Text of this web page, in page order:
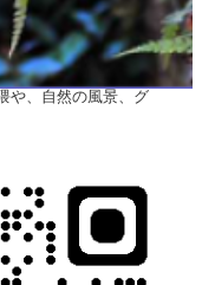
や、自然の風景、グ